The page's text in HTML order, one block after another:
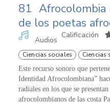
81 Afrocolombia
de los poetas
Audios
Calificación
Ciencias sociales Ciencias
Este recurso sonoro que
Identidad Afrocolombiana”
radiales en los que se
afrocolombianos de las costa